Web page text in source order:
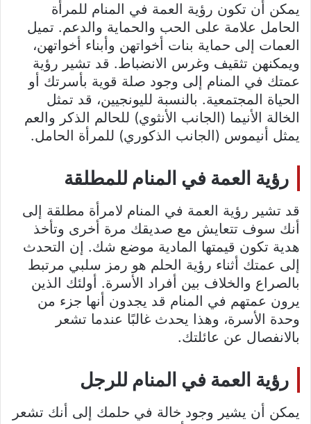
يمكن أن تكون رؤية العمة في المنام للمرأة
الحامل علامة على الحب والحماية والدعم. تميل
العمات إلى حماية بنات أخواتهن وأبناء أخواتهن،
ويمكنهن تثقيف وغرس الانضباط. قد تشير رؤية
عمتك في المنام إلى وجود صلة قوية بأسرتك أو
الحياة المجتمعية. بالنسبة لليونجيين، قد تمثل
الخالة الأنيما (الجانب الأنثوي) للحالم الذكر والعم
يمثل أنيموس (الجانب الذكوري) للمرأة الحامل.
رؤية العمة في المنام للمطلقة
قد تشير رؤية العمة في المنام لامرأة مطلقة إلى
أنك سوف تتعايش مع صديقك مرة أخرى وتأخذ
هدية تكون قيمتها المادية موضع شك. إن التحدث
إلى عمتك أثناء رؤية الحلم هو رمز سلبي مرتبط
بالصراع والخلاف بين أفراد الأسرة. أولئك الذين
يرون عمتهم في المنام قد يجدون أنها جزء من
وحدة الأسرة، وهذا يحدث غالبًا عندما تشعر
بالانفصال عن عائلتك.
رؤية العمة في المنام للرجل
يمكن أن يشير وجود خالة في حلمك إلى أنك تشعر